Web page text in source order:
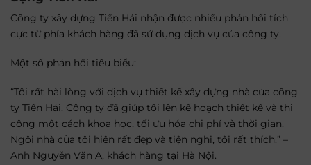
Công ty xây dựng Tiền Hải nhận được nhiều phản hồi tích
cực từ phía khách hàng đã sử dụng dịch vụ của công ty.
Một số phản hồi tiêu biểu:
“Tôi rất hài lòng với dịch vụ thiết kế xây dựng nhà của công
ty Tiền Hải. Công ty đã giúp tôi lên kế hoạch thiết kế và thi
công một cách khoa học, tối ưu hóa chi phí và thời gian.
Ngôi nhà của tôi hiện rất đẹp và tiện nghi, tôi rất thích.” –
Anh Nguyễn Văn A, khách hàng tại Hà Nội.